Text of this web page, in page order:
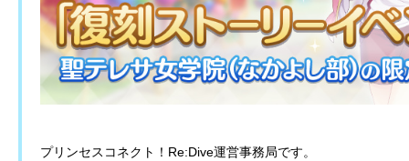
プリンセスコネクト！Re:Dive運営事務局です。